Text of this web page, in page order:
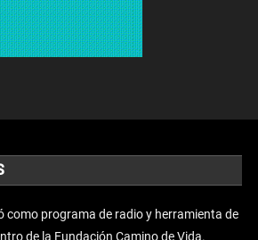
como programa de radio y herramienta de
de la Fundación Camino de Vida.